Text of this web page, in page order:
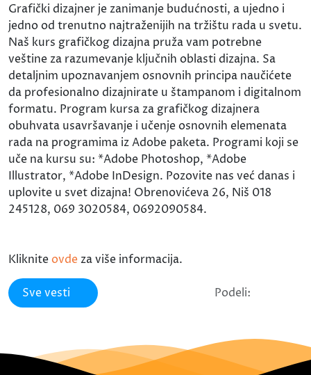
Grafički dizajner je zanimanje budućnosti, a ujedno i
jedno od trenutno najtraženijih na tržištu rada u svetu.
Naš kurs grafičkog dizajna pruža vam potrebne
veštine za razumevanje ključnih oblasti dizajna. Sa
detaljnim upoznavanjem osnovnih principa naučićete
da profesionalno dizajnirate u štampanom i digitalnom
formatu. Program kursa za grafičkog dizajnera
obuhvata usavršavanje i učenje osnovnih elemenata
rada na programima iz Adobe paketa. Programi koji se
uče na kursu su: *Adobe Photoshop, *Adobe
Illustrator, *Adobe InDesign. Pozovite nas već danas i
uplovite u svet dizajna! Obrenovićeva 26, Niš 018
245128, 069 3020584, 0692090584.
Kliknite ovde za više informacija.
Sve vesti Podeli: